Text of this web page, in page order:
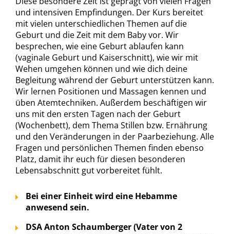
und intensiven Empfindungen. Der Kurs bereitet
mit vielen unterschiedlichen Themen auf die
Geburt und die Zeit mit dem Baby vor. Wir
besprechen, wie eine Geburt ablaufen kann
(vaginale Geburt und Kaiserschnitt), wie wir mit
Wehen umgehen können und wie dich deine
Begleitung während der Geburt unterstützen kann.
Wir lernen Positionen und Massagen kennen und
üben Atemtechniken. Außerdem beschäftigen wir
uns mit den ersten Tagen nach der Geburt
(Wochenbett), dem Thema Stillen bzw. Ernährung
und den Veränderungen in der Paarbeziehung. Alle
Fragen und persönlichen Themen finden ebenso
Platz, damit ihr euch für diesen besonderen
Lebensabschnitt gut vorbereitet fühlt.
Bei einer Einheit wird eine Hebamme
anwesend sein.
DSA Anton Schaumberger (Vater von 2